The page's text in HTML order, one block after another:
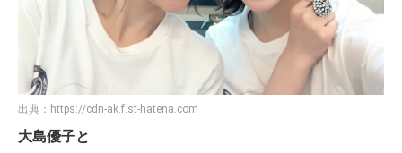
出典： https://cdn-ak.f.st-hatena.com
大島優子と